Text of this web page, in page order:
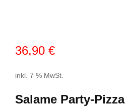
36,90 €
inkl. 7 % MwSt.
Salame Party-Pizza